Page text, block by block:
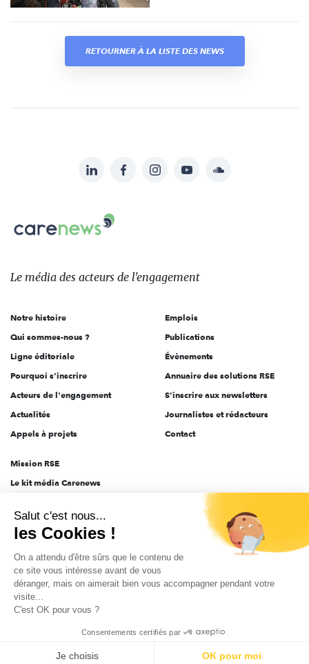
RETOURNER À LA LISTE DES NEWS
sur:
LinkedInFacebookInstagramYouTubeSoundcloud
Carenews,
Le
des
l'engagement
Le média des acteurs de l'engagement
Notre histoire
Qui sommes-nous ?
Ligne éditoriale
Pourquoi s'inscrire
Acteurs de l'engagement
Actualités
Appels à projets
Emplois
Publications
Évènements
Annuaire des solutions RSE
S'inscrire aux newsletters
Journalistes et rédacteurs
Contact
Mission RSE
Le kit média Carenews
AEF info
Novethic
PRODURABLE
Inclusiv Day
Données personnelles Mentions légales 2025-2026 Tout droits réservés
Salut c'est nous...
les Cookies !
On a attendu d'être sûrs que le contenu de
ce site vous intéresse avant de vous
déranger, mais on aimerait bien vous accompagner pendant votre
visite...
C'est OK pour vous ?
Consentements certifiés par
Je choisis OK pour moi